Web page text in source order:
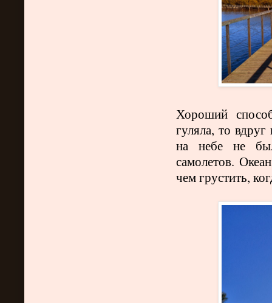
Хороший
гуляла, то
на небе не
самолетов.
чем грустить,